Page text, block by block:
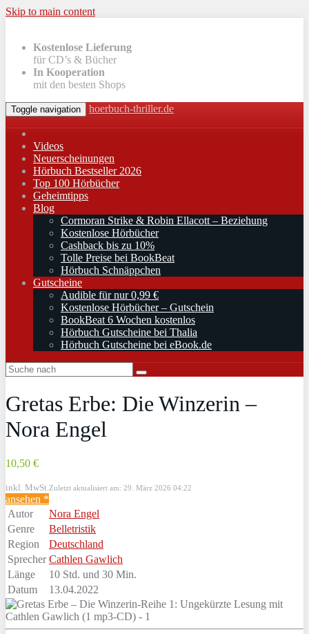
Skip to main content
Kostenlose Lieferung
für CD’s & Bücher
In Kooperation
mit den besten Shops
Toggle navigation hoerbuch-thriller.de
Videos
Neuerscheinungen
Hörbuch Bestseller 2026
Top 100 Hörbücher
Geheimtipps
Blog
Cormoran Strike & Robin Ellacott – Beziehung
Kostenlose Hörbücher
Cashback bis zu 10%
Tolle Preise bei BookBeat
Hörbuch Schnäppchen
Gutscheine
Audible für nur 0,99 €
Kostenlose Hörbücher – Gutschein
BookBeat 6 Wochen kostenlos
Hörbuch Gutscheine bei Thalia
Hörbuch Gutscheine bei eBook.de
Gretas Erbe: Die Winzerin –
Nora Engel
10,50 €
inkl. MwSt. Zuletzt aktualisiert am: 29. März 2026 04:22
ansehen *
Autor
Nora Engel
Genre
Belletristik
Region
Deutschland
Sprecher Cathlen Gawlich
Länge
10 Std. und 30 Min.
Datum
13.04.2022